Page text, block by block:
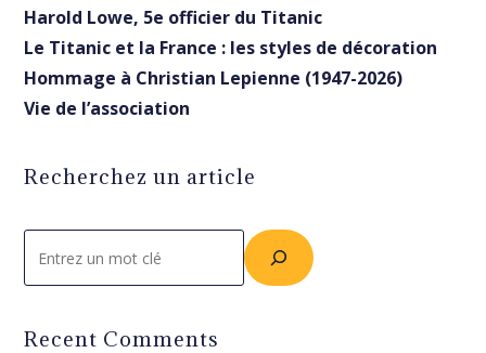
Harold Lowe, 5e officier du Titanic
Le Titanic et la France : les styles de décoration
Hommage à Christian Lepienne (1947-2026)
Vie de l’association
Recherchez un article
Recent Comments